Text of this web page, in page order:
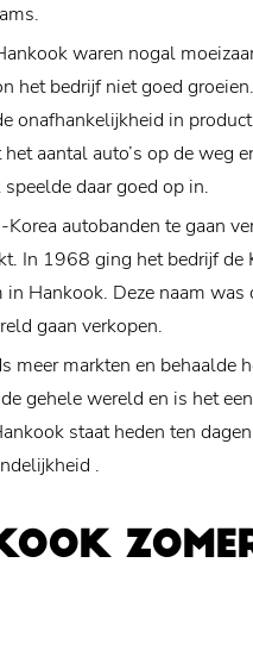
waren nogal
het bedrijf niet goed
onafhankelijkheid in
aantal auto’s op de weg
daar goed op in.
autobanden te gaan
In 1968 ging het bedrijf de
in Hankook. Deze naam
gaan verkopen.
meer markten en behaalde
gehele wereld en is het
staat heden ten
.